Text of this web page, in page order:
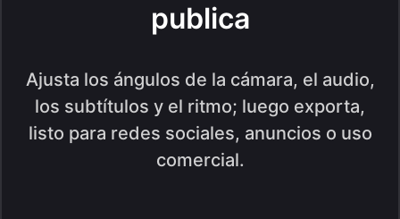
publica
Ajusta los ángulos de la cámara, el audio,
los subtítulos y el ritmo; luego exporta,
listo para redes sociales, anuncios o uso
comercial.